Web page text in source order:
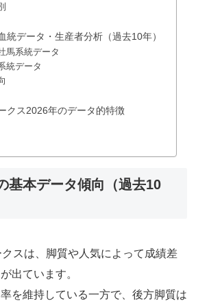
統データ・生産者分析（過去10年）
馬系統データ
統データ
クス2026年のデータ的特徴
基本データ傾向（過去10
スは、脚質や人気によって成績差
出ています。
を維持している一方で、後方脚質は